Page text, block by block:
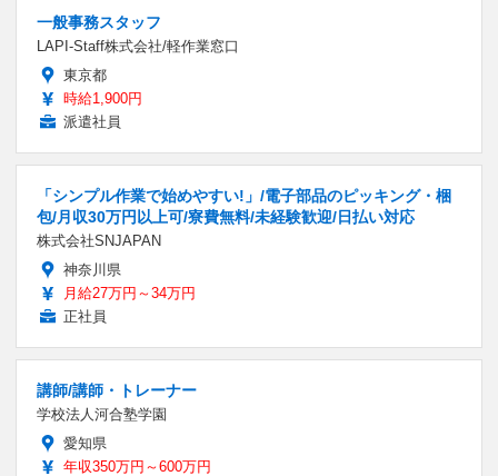
一般事務スタッフ
LAPI-Staff株式会社/軽作業窓口
東京都
時給1,900円
派遣社員
「シンプル作業で始めやすい!」/電子部品のピッキング・梱
包/月収30万円以上可/寮費無料/未経験歓迎/日払い対応
株式会社SNJAPAN
神奈川県
月給27万円～34万円
正社員
講師/講師・トレーナー
学校法人河合塾学園
愛知県
年収350万円～600万円